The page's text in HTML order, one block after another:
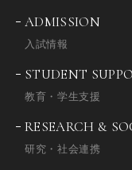
ADMISSION
入試情報
STUDENT
教育・学生支援
RESEARCH &
研究・社会連携